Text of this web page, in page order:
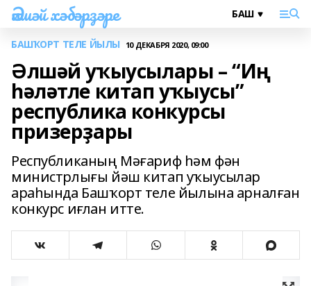
Әлшәй хәбәрҙәре
БАШҠОРТ ТЕЛЕ ЙЫЛЫ 10 ДЕКАБРЯ 2020, 09:00
Әлшәй уҡыусылары – “Иң
һәләтле китап уҡыусы”
республика конкурсы
призерҙары
Республиканың Мәғариф һәм фән
министрлығы йәш китап уҡыусылар
араһында Башҡорт теле йылына арналған
конкурс иғлан итте.